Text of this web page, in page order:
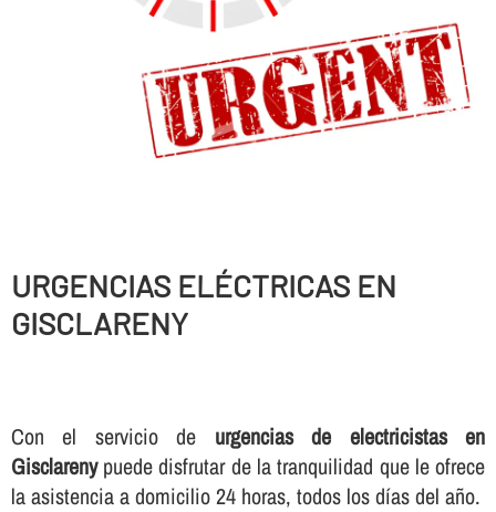
URGENCIAS ELÉCTRICAS EN
GISCLARENY
Con el servicio de urgencias de electricistas en
Gisclarenypuede disfrutar de la tranquilidad que le ofrece
la asistencia a domicilio 24 horas, todos los dí­as del año.